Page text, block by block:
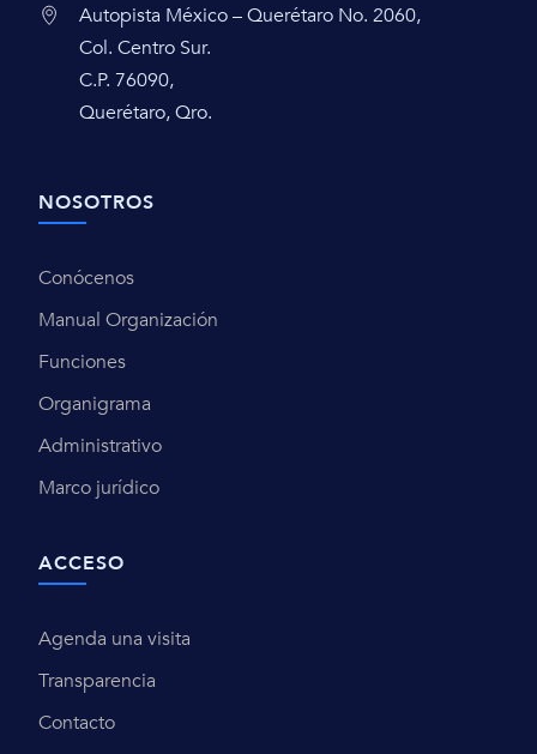
Autopista México – Querétaro No. 2060,
Col. Centro Sur.
C.P. 76090,
Querétaro, Qro.
NOSOTROS
Conócenos
Manual Organización
Funciones
Organigrama
Administrativo
Marco jurídico
ACCESO
Agenda una visita
Transparencia
Contacto